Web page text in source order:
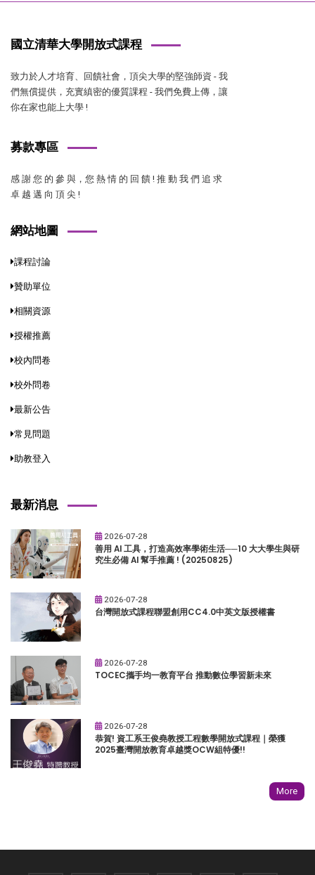
國立清華大學開放式課程
致力於人才培育、回饋社會，頂尖大學的堅強師資 - 我
們無償提供，充實縝密的優質課程 - 我們免費上傳，讓
你在家也能上大學 !
募款專區
感 謝 您 的 參 與，您 熱 情 的 回 饋 ! 推 動 我 們 追 求
卓 越 邁 向 頂 尖 !
網站地圖
課程討論
贊助單位
相關資源
授權推薦
校內問卷
校外問卷
最新公告
常見問題
助教登入
最新消息
2026-07-28
善用 AI 工具，打造高效率學術生活──10 大大學生與研
究生必備 AI 幫手推薦 ! (20250825)
2026-07-28
台灣開放式課程聯盟創用CC4.0中英文版授權書
2026-07-28
TOCEC攜手均一教育平台 推動數位學習新未來
2026-07-28
恭賀! 資工系王俊堯教授工程數學開放式課程｜榮獲
2025臺灣開放教育卓越獎OCW組特優!!
More